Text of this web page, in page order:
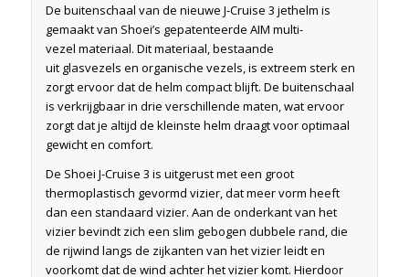
De buitenschaal van de nieuwe J-Cruise 3 jethelm is
gemaakt van Shoei’s gepatenteerde AIM multi-
vezel materiaal. Dit materiaal, bestaande
uit glasvezels en organische vezels, is extreem sterk en
zorgt ervoor dat de helm compact blijft. De buitenschaal
is verkrijgbaar in drie verschillende maten, wat ervoor
zorgt dat je altijd de kleinste helm draagt voor optimaal
gewicht en comfort.
De Shoei J-Cruise 3 is uitgerust met een groot
thermoplastisch gevormd vizier, dat meer vorm heeft
dan een standaard vizier. Aan de onderkant van het
vizier bevindt zich een slim gebogen dubbele rand, die
de rijwind langs de zijkanten van het vizier leidt en
voorkomt dat de wind achter het vizier komt. Hierdoor